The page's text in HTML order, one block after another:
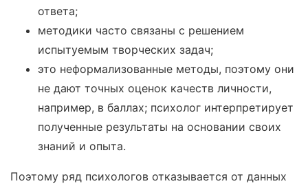
ответа;
методики часто связаны с решением
испытуемым творческих задач;
это неформализованные методы, поэтому они
не дают точных оценок качеств личности,
например, в баллах; психолог интерпретирует
полученные результаты на основании своих
знаний и опыта.
Поэтому ряд психологов отказывается от данных